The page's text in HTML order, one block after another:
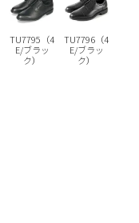
TU7795（4
E/ブラッ
ク）
TU7796（4
E/ブラッ
ク）